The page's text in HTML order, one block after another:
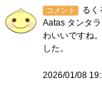
コメント
るく
Aatas タンタ
わいいですね
した。
2026/01/08